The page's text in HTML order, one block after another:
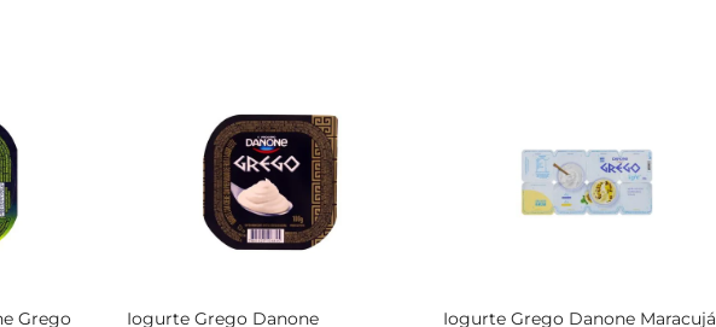
Grego
Iogurte Grego Danone
Iogurte Grego Danone Maracujá